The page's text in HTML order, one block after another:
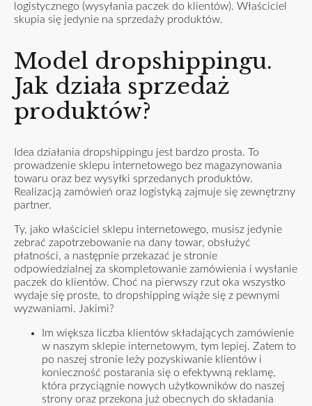
logistycznego (wysyłania paczek do klientów). Właściciel
skupia się jedynie na sprzedaży produktów.
Model dropshippingu.
Jak działa sprzedaż
produktów?
Idea działania dropshippingu jest bardzo prosta. To
prowadzenie sklepu internetowego bez magazynowania
towaru oraz bez wysyłki sprzedanych produktów.
Realizacją zamówień oraz logistyką zajmuje się zewnętrzny
partner.
Ty, jako właściciel sklepu internetowego, musisz jedynie
zebrać zapotrzebowanie na dany towar, obsłużyć
płatności, a następnie przekazać je stronie
odpowiedzialnej za skompletowanie zamówienia i wysłanie
paczek do klientów. Choć na pierwszy rzut oka wszystko
wydaje się proste, to dropshipping wiąże się z pewnymi
wyzwaniami. Jakimi?
Im większa liczba klientów składających zamówienie
w naszym sklepie internetowym, tym lepiej. Zatem to
po naszej stronie leży pozyskiwanie klientów i
konieczność postarania się o efektywną reklamę,
która przyciągnie nowych użytkowników do naszej
strony oraz przekona już obecnych do składania